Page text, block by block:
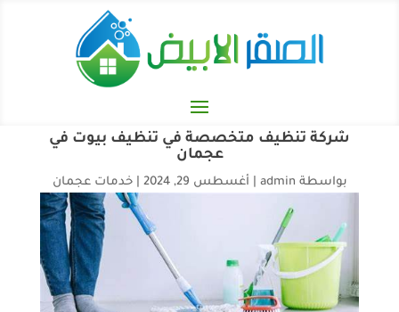
شركة تنظيف متخصصة في تنظيف بيوت في
عجمان
بواسطة admin أغسطس 29, 2024 |خدمات عجمان